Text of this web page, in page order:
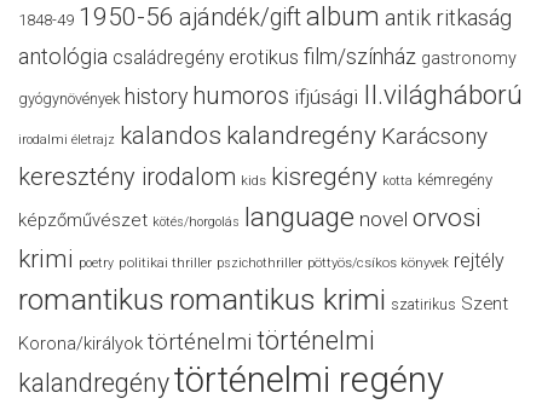
1848-49 1950-56 ajándék/giftalbum antik ritkaság
antológia családregény erotikus film/színház gastronomy
gyógynövények history humoros ifjúsági II.világháború
irodalmi életrajz kalandos kalandregény Karácsony
keresztény irodalom kids kisregény kotta kémregény
képzőművészet kötés/horgolás language novel orvosi
krimi poetry politikai thriller pszichothriller pöttyös/csíkos könyvek rejtély
romantikus romantikus krimi szatirikus Szent
Korona/királyok történelmi történelmi
kalandregénytörténelmi regény